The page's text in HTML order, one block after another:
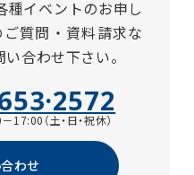
種イベントのお申し
質問・資料請求な
合わせ下さい。
（土・日・祝休）
わせ